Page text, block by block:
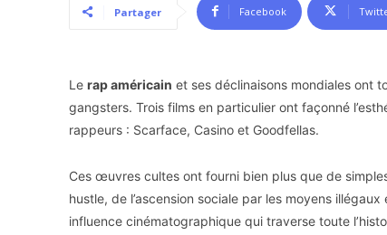
Partager Facebook
Le rap américain et ses déclinaisons mondiales ont
gangsters. Trois films en particulier ont façonné
rappeurs : Scarface, Casino et Goodfellas.
Ces œuvres cultes ont fourni bien plus que de
hustle, de l’ascension sociale par les moyens
influence cinématographique qui traverse toute